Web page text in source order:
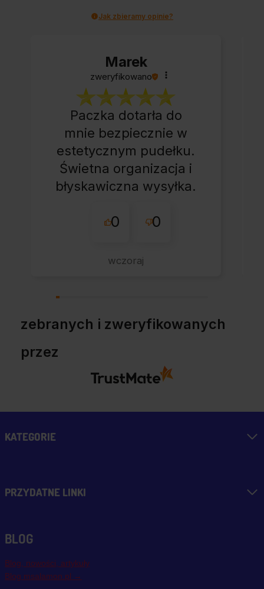
Jak zbieramy opinie?
Marek
zweryfikowano
Paczka dotarła do
mnie bezpiecznie w
estetycznym pudełku.
Świetna organizacja i
błyskawiczna wysyłka.
sklepu nie pierwszy
wszystko perfekt.
0 0
wczoraj
zebranych i zweryfikowanych
przez
KATEGORIE
PRZYDATNE LINKI
BLOG
Blog, nowości, artykuły
Blog msalamon.pl →